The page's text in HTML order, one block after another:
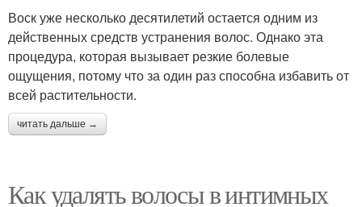
Воск уже несколько десятилетий остается одним из
действенных средств устранения волос. Однако эта
процедура, которая вызывает резкие болевые
ощущения, потому что за один раз способна избавить от
всей растительности.
читать дальше →
Как удалять волосы в интимных